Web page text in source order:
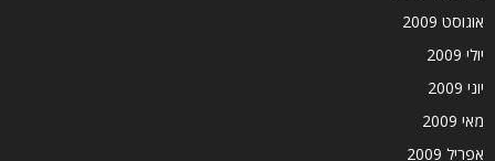
אוגוסט 2009
יולי 2009
יוני 2009
מאי 2009
אפריל 2009